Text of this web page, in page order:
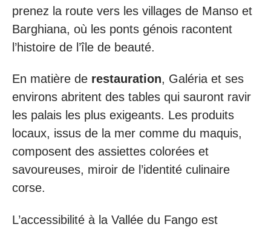
prenez la route vers les villages de Manso et
Barghiana, où les ponts génois racontent
l’histoire de l’île de beauté.
En matière de restauration, Galéria et ses
environs abritent des tables qui sauront ravir
les palais les plus exigeants. Les produits
locaux, issus de la mer comme du maquis,
composent des assiettes colorées et
savoureuses, miroir de l’identité culinaire
corse.
L’accessibilité à la Vallée du Fango est